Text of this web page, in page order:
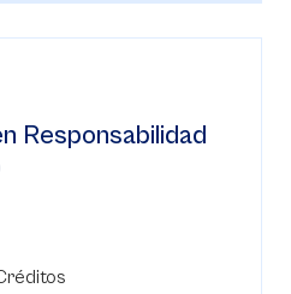
Responsabilidad